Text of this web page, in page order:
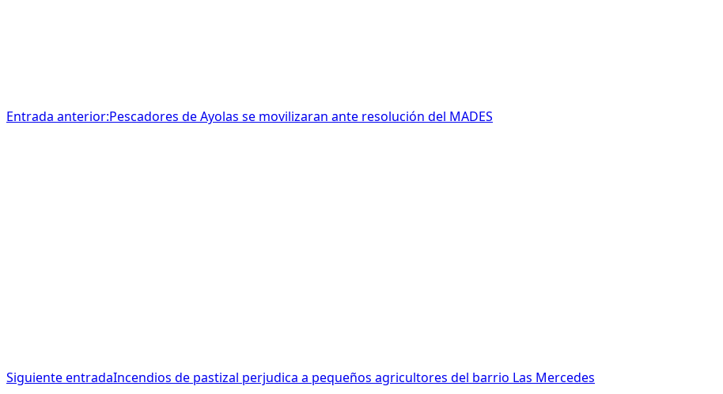
Entrada anterior:Pescadores de Ayolas se movilizaran ante resolución del MADES
Siguiente entradaIncendios de pastizal perjudica a pequeños agricultores del barrio Las Mercedes